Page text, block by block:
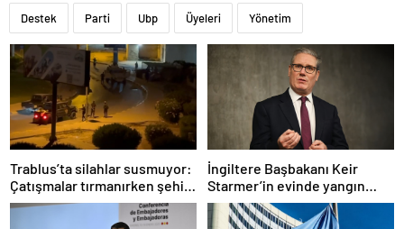
Destek Parti Ubp Üyeleri Yönetim
Trablus’ta silahlar susmuyor:
Çatışmalar tırmanırken şehir
alarmda
İngiltere Başbakanı Keir
Starmer’in evinde yangın
çıktı